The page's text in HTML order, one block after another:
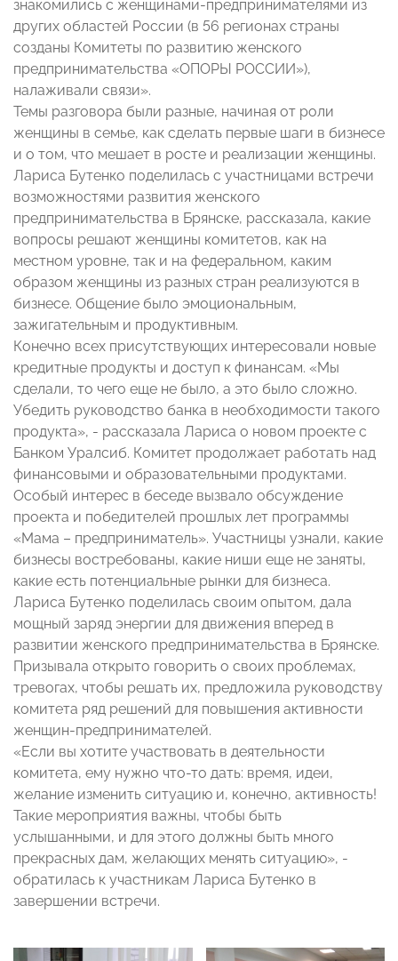
знакомились с женщинами-предпринимателями из
других областей России (в 56 регионах страны
созданы Комитеты по развитию женского
предпринимательства «ОПОРЫ РОССИИ»),
налаживали связи».
Темы разговора были разные, начиная от роли
женщины в семье, как сделать первые шаги в бизнесе
и о том, что мешает в росте и реализации женщины.
Лариса Бутенко поделилась с участницами встречи
возможностями развития женского
предпринимательства в Брянске, рассказала, какие
вопросы решают женщины комитетов, как на
местном уровне, так и на федеральном, каким
образом женщины из разных стран реализуются в
бизнесе. Общение было эмоциональным,
зажигательным и продуктивным.
Конечно всех присутствующих интересовали новые
кредитные продукты и доступ к финансам. «Мы
сделали, то чего еще не было, а это было сложно.
Убедить руководство банка в необходимости такого
продукта», - рассказала Лариса о новом проекте с
Банком Уралсиб. Комитет продолжает работать над
финансовыми и образовательными продуктами.
Особый интерес в беседе вызвало обсуждение
проекта и победителей прошлых лет программы
«Мама – предприниматель». Участницы узнали, какие
бизнесы востребованы, какие ниши еще не заняты,
какие есть потенциальные рынки для бизнеса.
Лариса Бутенко поделилась своим опытом, дала
мощный заряд энергии для движения вперед в
развитии женского предпринимательства в Брянске.
Призывала открыто говорить о своих проблемах,
тревогах, чтобы решать их, предложила руководству
комитета ряд решений для повышения активности
женщин-предпринимателей.
«Если вы хотите участвовать в деятельности
комитета, ему нужно что-то дать: время, идеи,
желание изменить ситуацию и, конечно, активность!
Такие мероприятия важны, чтобы быть
услышанными, и для этого должны быть много
прекрасных дам, желающих менять ситуацию», -
обратилась к участникам Лариса Бутенко в
завершении встречи.